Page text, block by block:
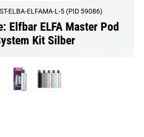
ELBA-ELFAMA-L-5 (PID 59086)
Elfbar ELFA Master Pod
Kit Silber